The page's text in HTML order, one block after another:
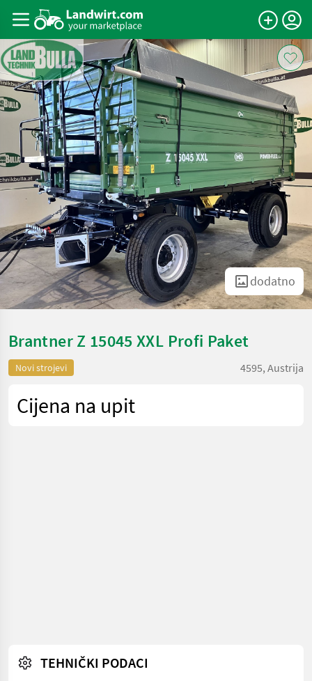
dodatno
Brantner Z 15045 XXL Profi Paket
Novi strojevi 4595, Austrija
Cijena na upit
TEHNIČKI PODACI